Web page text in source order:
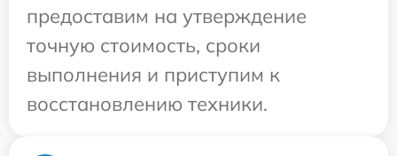
предоставим на утверждение
точную стоимость, сроки
выполнения и приступим к
восстановлению техники.